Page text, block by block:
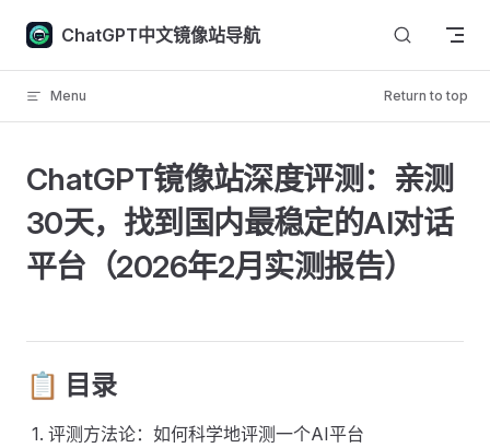
Skip to content
ChatGPT中文镜像站导航
Menu Return to top
ChatGPT镜像站深度评测：亲测
30天，找到国内最稳定的AI对话
平台（2026年2月实测报告） ​
📋 目录 ​
评测方法论：如何科学地评测一个AI平台